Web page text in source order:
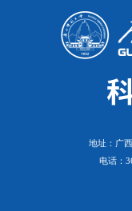
地址：广
电话：